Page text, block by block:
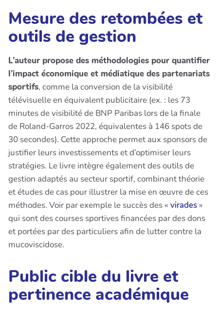
Mesure des retombées et
outils de gestion
L’auteur propose des méthodologies pour quantifier
l’impact économique et médiatique des partenariats
sportifs, comme la conversion de la visibilité
télévisuelle en équivalent publicitaire (ex. : les 73
minutes de visibilité de BNP Paribas lors de la finale
de Roland-Garros 2022, équivalentes à 146 spots de
30 secondes). Cette approche permet aux sponsors de
justifier leurs investissements et d’optimiser leurs
stratégies. Le livre intègre également des outils de
gestion adaptés au secteur sportif, combinant théorie
et études de cas pour illustrer la mise en œuvre de ces
méthodes. Voir par exemple le succès des « virades »
qui sont des courses sportives financées par des dons
et portées par des particuliers afin de lutter contre la
mucoviscidose.
Public cible du livre et
pertinence académique